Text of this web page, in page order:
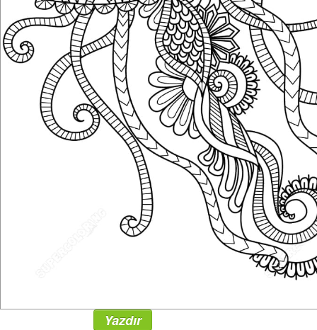
Yazdır